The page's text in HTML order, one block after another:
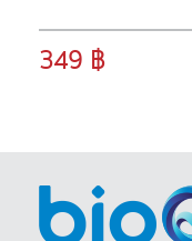
349 ฿